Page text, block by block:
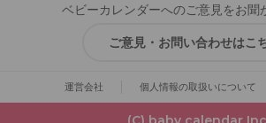
ベビーカレンダーへのご意見をお聞
ご意見・お問い合わせはこ
運営会社 個人情報の取扱いについて